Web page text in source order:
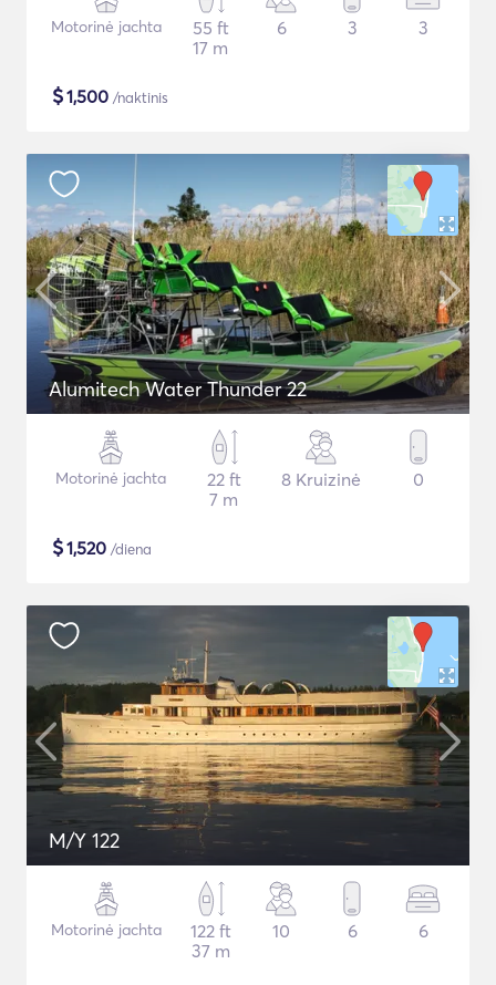
Motorinė jachta
55 ft
17 m
6 3 3
$1,500 /naktinis
Alumitech Water Thunder 22
Motorinė jachta
22 ft
7 m
8 Kruizinė 0
$1,520 /diena
M/Y 122
Motorinė jachta
122 ft
37 m
10 6 6